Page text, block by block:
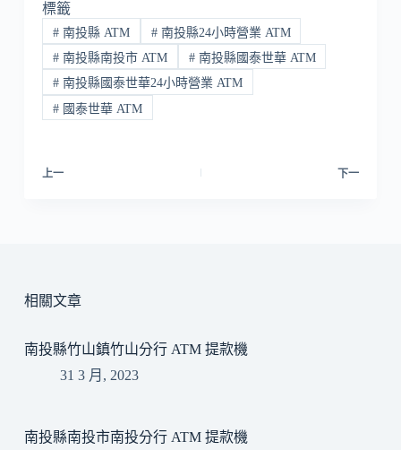
標籤
#南投縣 ATM #南投縣24小時營業 ATM
#南投縣南投市 ATM #南投縣國泰世華 ATM
#南投縣國泰世華24小時營業 ATM
#國泰世華 ATM
上一 下一
相關文章
南投縣竹山鎮竹山分行 ATM 提款機
31 3 月, 2023
南投縣南投市南投分行 ATM 提款機